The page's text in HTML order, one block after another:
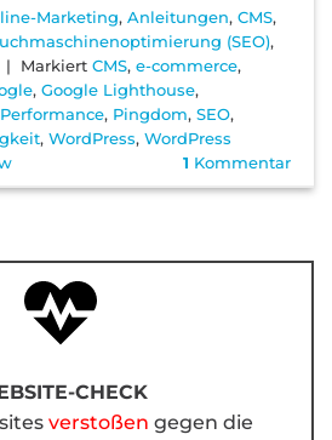
Marketing,Anleitungen,CMS,
(SEO),
| MarkiertCMS,e-commerce,
,Google Lighthouse,
Performance, Pingdom,SEO,
,WordPress,WordPress
1 Kommentar
CHECK
verstoßen gegen die